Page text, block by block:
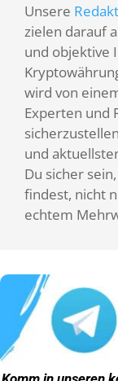
Unsere
zielen darauf
und objektive
wird von
Experten und
und
Du sicher
findest, nicht
echtem